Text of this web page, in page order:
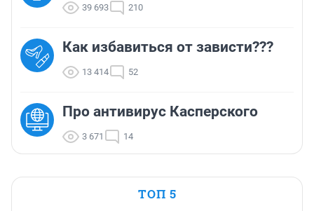
39 693 210
Как избавиться от зависти???
13 414 52
Про антивирус Касперского
3 671 14
ТОП 5